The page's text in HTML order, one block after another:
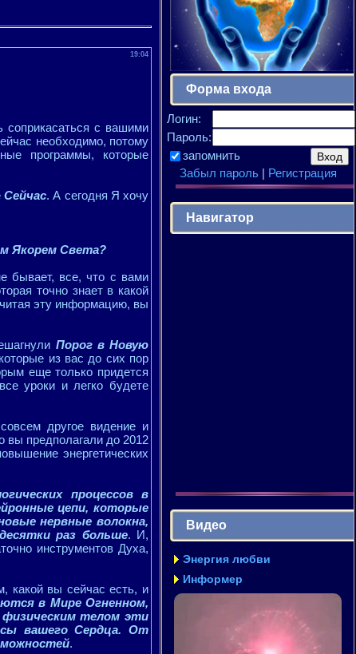
19:04
соприкасаться с вашими
необходимо, потому
программы, которые
Сейчас. А сегодня Я хочу
Якорем Света?
бывает, все, что с вами
точно знает в какой
эту информацию, вы
Порог в Новую
из вас до сих пор
еще только придется
уроки и легко будете
другое видение и
вы предполагали до 2012
энергетических
процессов в
цепи, которые
нервные волокна,
раз больше. И,
инструментов Духа,
какой вы сейчас есть, и
в Мире Огненном,
телом эти
вашего Сердца. От
.
Форма входа
Логин:
Пароль:
запомнить
Забыл пароль| Регистрация
Навигатор
Видео
Энергия любви
Информер